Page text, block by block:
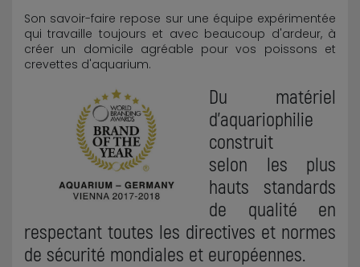
Son savoir-faire repose sur une équipe expérimentée
qui travaille toujours et avec beaucoup d'ardeur, à
créer un domicile agréable pour vos poissons et
crevettes d'aquarium.
Du matériel
d'aquariophilie
construit
selon les plus
hauts standards
de qualité en
respectant toutes les directives et normes
de sécurité mondiales et européennes.